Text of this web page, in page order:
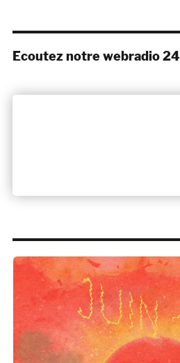
Ecoutez notre webradio